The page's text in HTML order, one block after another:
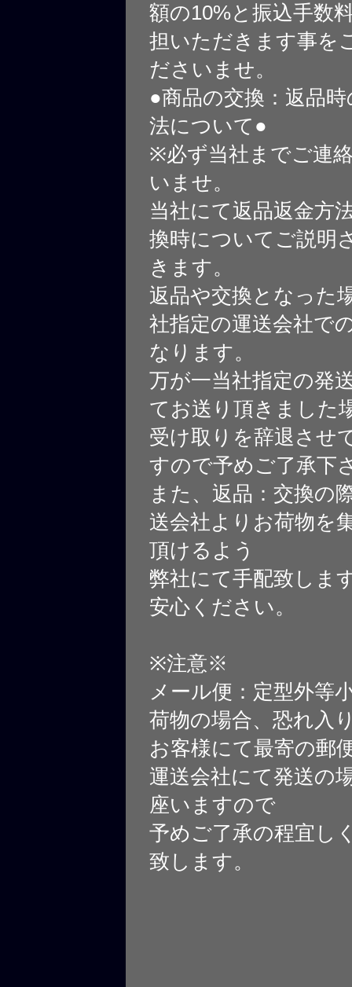
額の10%と振込手数
担いただきます事を
ださいませ。
●商品の交換：返品
法について●
※必ず当社までご連
いませ。
当社にて返品返金方
換時についてご説明
きます。
返品や交換となった
社指定の運送会社で
なります。
万が一当社指定の発
てお送り頂きました
受け取りを辞退させ
すので予めご了承下
また、返品：交換の
送会社よりお荷物を
頂けるよう
弊社にて手配致しま
安心ください。
※注意※
メール便：定型外等
荷物の場合、恐れ入
お客様にて最寄の郵
運送会社にて発送の
座いますので
予めご了承の程宜し
致します。